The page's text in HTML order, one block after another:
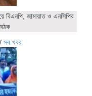
বিএনপি, জামায়াত ও এনসিপির
/ সব খবর